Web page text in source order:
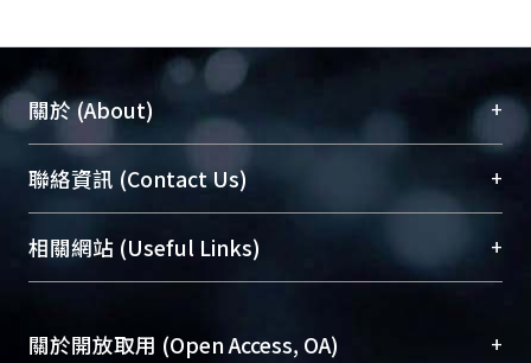
關於 (About) +
臺大位居世界頂尖大學之列，為永久珍藏及向國際
展現本校豐碩的研究成果及學術能量，圖書館整合
機構典藏（NTUR）與學術庫（AH）不同功能平
台，成為臺大學術典藏NTU scholars。期能整合研
成果。
聯絡資訊 (Contact Us) +
總館學科館員(Main Library)
醫學圖書館學科館員(Medical Library)
Sciences Library)
相關網站 (Useful Links) +
關於開放取用 (Open Access, OA) +